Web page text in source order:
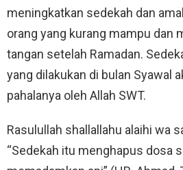
meningkatkan sedekah dan
orang yang kurang mampu dan
tangan setelah Ramadan.
yang dilakukan di bulan Syawal
pahalanya oleh Allah SWT.
Rasulullah shallallahu alaihi wa
“Sedekah itu menghapus dosa